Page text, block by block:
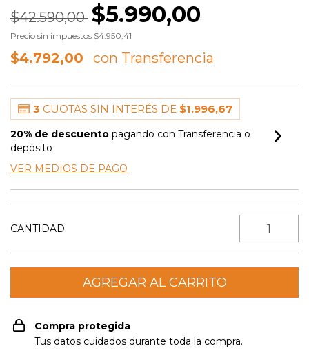
$42.590,00 $5.990,00
Precio sin impuestos $4.950,41
$4.792,00
3 CUOTAS SIN INTERÉS DE $1.996,67
20% de descuento pagando con Transferencia o
depósito
VER MEDIOS DE PAGO
CANTIDAD
Compra protegida
Tus datos cuidados durante toda la compra.